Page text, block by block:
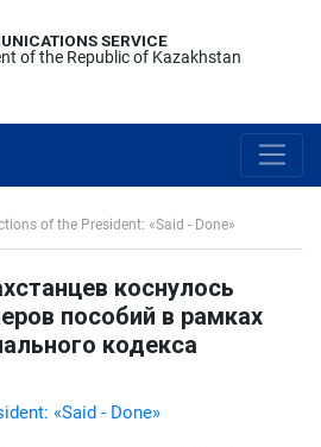
SERVICE
of the Republic of Kazakhstan
of the President: «Said - Done»
коснулось
пособий в рамках
кодекса
«Said - Done»